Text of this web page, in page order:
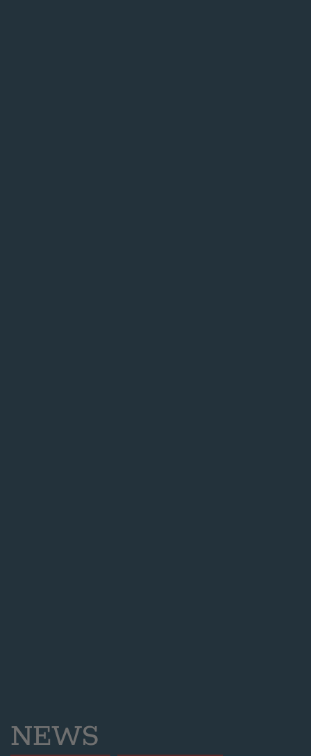
NEWS